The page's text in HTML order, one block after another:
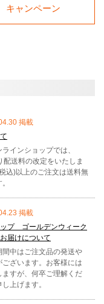
キャンペーン
掲載
インショップでは、
送料の改定をいたしま
込)以上のご注文は送料無
掲載
プ ゴールデンウィーク
届けについて
中はご注文品の発送や
ざいます。お客様には
ますが、何卒ご理解くだ
上げます。